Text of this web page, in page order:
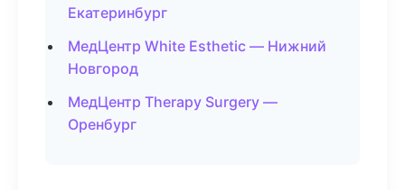
Екатеринбург
МедЦентр White Esthetic — Нижний
Новгород
МедЦентр Therapy Surgery —
Оренбург